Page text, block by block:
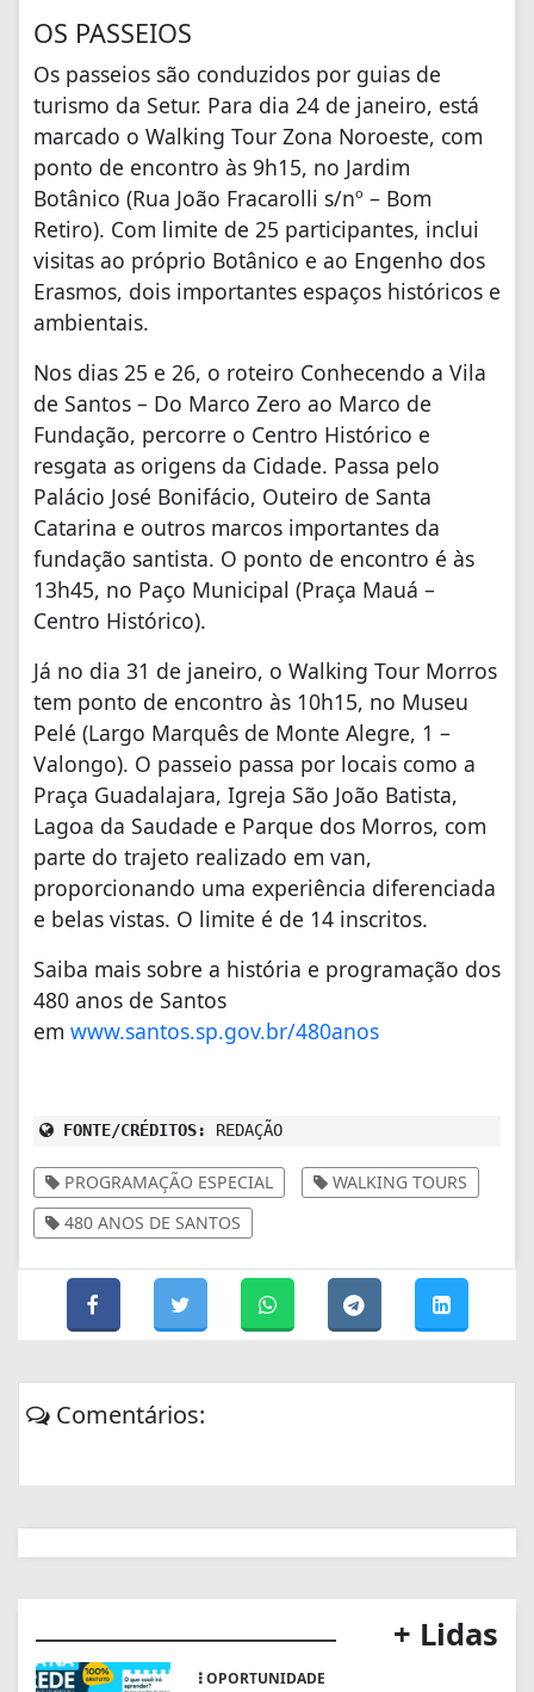
OS PASSEIOS
Os passeios são conduzidos por guias de
turismo da Setur. Para dia 24 de janeiro, está
marcado o Walking Tour Zona Noroeste, com
ponto de encontro às 9h15, no Jardim
Botânico (Rua João Fracarolli s/nº – Bom
Retiro). Com limite de 25 participantes, inclui
visitas ao próprio Botânico e ao Engenho dos
Erasmos, dois importantes espaços históricos e
ambientais.
Nos dias 25 e 26, o roteiro Conhecendo a Vila
de Santos – Do Marco Zero ao Marco de
Fundação, percorre o Centro Histórico e
resgata as origens da Cidade. Passa pelo
Palácio José Bonifácio, Outeiro de Santa
Catarina e outros marcos importantes da
fundação santista. O ponto de encontro é às
13h45, no Paço Municipal (Praça Mauá –
Centro Histórico).
Já no dia 31 de janeiro, o Walking Tour Morros
tem ponto de encontro às 10h15, no Museu
Pelé (Largo Marquês de Monte Alegre, 1 –
Valongo). O passeio passa por locais como a
Praça Guadalajara, Igreja São João Batista,
Lagoa da Saudade e Parque dos Morros, com
parte do trajeto realizado em van,
proporcionando uma experiência diferenciada
e belas vistas. O limite é de 14 inscritos.
Saiba mais sobre a história e programação dos
480 anos de Santos
em www.santos.sp.gov.br/480anos
FONTE/CRÉDITOS: REDAÇÃO
PROGRAMAÇÃO ESPECIAL
WALKING TOURS
480 ANOS DE SANTOS
Comentários:
+ Lidas
OPORTUNIDADE